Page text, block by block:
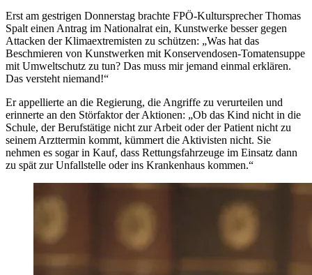
Erst am gestrigen Donnerstag brachte FPÖ-Kultursprecher Thomas
Spalt einen Antrag im Nationalrat ein, Kunstwerke besser gegen
Attacken der Klimaextremisten zu schützen: „Was hat das
Beschmieren von Kunstwerken mit Konservendosen-Tomatensuppe
mit Umweltschutz zu tun? Das muss mir jemand einmal erklären.
Das versteht niemand!“
Er appellierte an die Regierung, die Angriffe zu verurteilen und
erinnerte an den Störfaktor der Aktionen: „Ob das Kind nicht in die
Schule, der Berufstätige nicht zur Arbeit oder der Patient nicht zu
seinem Arzttermin kommt, kümmert die Aktivisten nicht. Sie
nehmen es sogar in Kauf, dass Rettungsfahrzeuge im Einsatz dann
zu spät zur Unfallstelle oder ins Krankenhaus kommen.“